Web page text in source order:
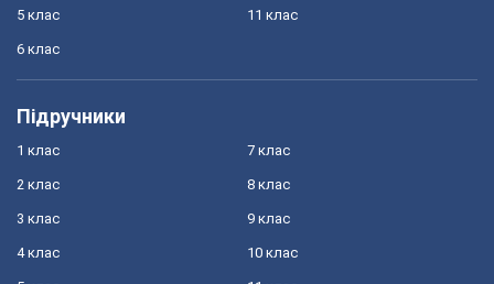
5 клас
6 клас
11 клас
Підручники
1 клас
2 клас
3 клас
4 клас
7 клас
8 клас
9 клас
10 клас